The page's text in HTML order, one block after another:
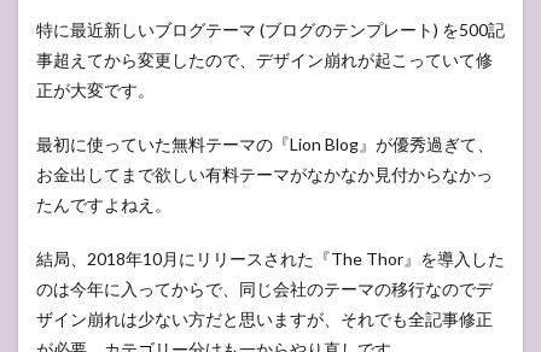
特に最近新しいブログテーマ (ブログのテンプレート) を500記
事超えてから変更したので、デザイン崩れが起こっていて修
正が大変です。
最初に使っていた無料テーマの『Lion Blog』が優秀過ぎて、
お金出してまで欲しい有料テーマがなかなか見付からなかっ
たんですよねえ。
結局、2018年10月にリリースされた『The Thor』を導入した
のは今年に入ってからで、同じ会社のテーマの移行なのでデ
ザイン崩れは少ない方だと思いますが、それでも全記事修正